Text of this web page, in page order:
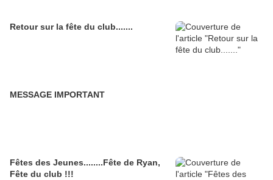
Retour sur la fête du club.......
MESSAGE IMPORTANT
Fêtes des Jeunes........Fête de Ryan,
Fête du club !!!